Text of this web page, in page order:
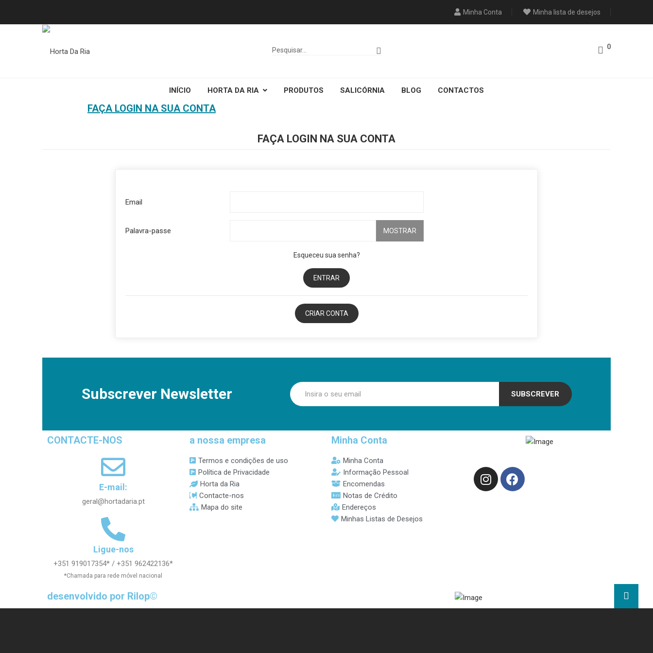
Minha Conta Minha lista de desejos
0
INÍCIO HORTA DA RIA PRODUTOS SALICÓRNIA BLOG CONTACTOS
FAÇA LOGIN NA SUA CONTA
FAÇA LOGIN NA SUA CONTA
Email
Palavra-passe MOSTRAR
Esqueceu sua senha?
ENTRAR
CRIAR CONTA
Subscrever Newsletter SUBSCREVER
CONTACTE-NOS
E-mail:
geral@hortadaria.pt
Ligue-nos
+351 919017354* / +351 962422136*
*Chamada para rede móvel nacional
a nossa empresa
Termos e condições de uso
Política de Privacidade
Horta da Ria
Contacte-nos
Mapa do site
Minha Conta
Minha Conta
Informação Pessoal
Encomendas
Notas de Crédito
Endereços
Minhas Listas de Desejos
desenvolvido por Rilop©